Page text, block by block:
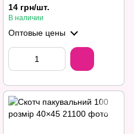
14 грн/шт.
В наличии
Оптовые цены